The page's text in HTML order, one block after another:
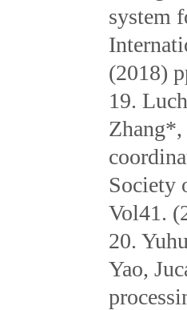
system
(2018)
19.
Zhang*,
Society
Vol41.
20.
Yao,